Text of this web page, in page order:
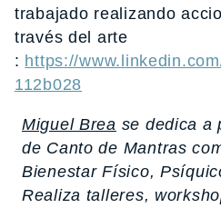
trabajado realizando
través del arte
: https://
112b028
Miguel Brea se dedica a
de Canto de Mantras
Bienestar Físico,
Realiza talleres,